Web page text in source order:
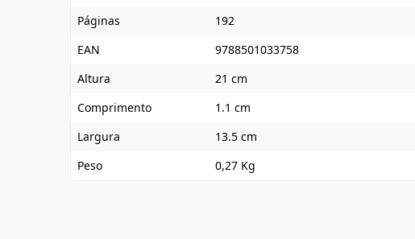
Páginas
192
EAN
9788501033758
Altura
21 cm
Comprimento
1.1 cm
Largura
13.5 cm
Peso
0,27 Kg